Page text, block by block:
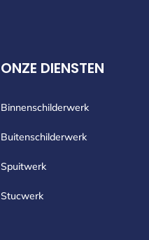
ONZE DIENSTEN
Binnenschilderwerk
Buitenschilderwerk
Spuitwerk
Stucwerk